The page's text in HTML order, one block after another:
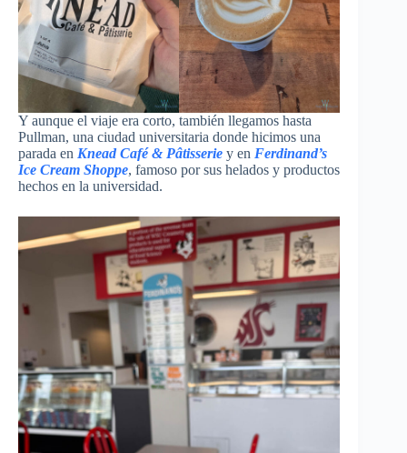
Y aunque el viaje era corto, también llegamos hasta
Pullman, una ciudad universitaria donde hicimos una
parada en Knead Café & Pâtisserie y en Ferdinand’s
Ice Cream Shoppe, famoso por sus helados y productos
hechos en la universidad.